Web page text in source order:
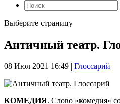
Выберите страницу
Античный театр.
08 Июл 2021 16:49 | Глоссарий
КОМЕДИЯ. Слово «комедия»